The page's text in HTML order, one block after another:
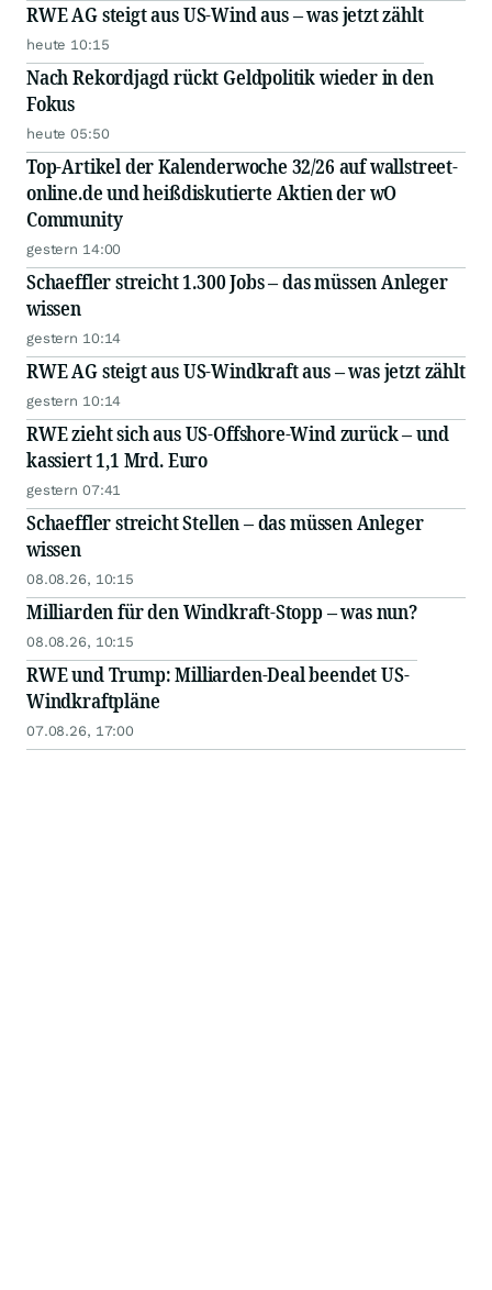
RWE AG steigt aus US-Wind aus – was jetzt zählt
heute 10:15
Nach Rekordjagd rückt Geldpolitik wieder in den
Fokus
heute 05:50
Top-Artikel der Kalenderwoche 32/26 auf wallstreet-
online.de und heißdiskutierte Aktien der wO
Community
gestern 14:00
Schaeffler streicht 1.300 Jobs – das müssen Anleger
wissen
gestern 10:14
RWE AG steigt aus US-Windkraft aus – was jetzt zählt
gestern 10:14
RWE zieht sich aus US-Offshore-Wind zurück – und
kassiert 1,1 Mrd. Euro
gestern 07:41
Schaeffler streicht Stellen – das müssen Anleger
wissen
08.08.26, 10:15
Milliarden für den Windkraft-Stopp – was nun?
08.08.26, 10:15
RWE und Trump: Milliarden-Deal beendet US-
Windkraftpläne
07.08.26, 17:00